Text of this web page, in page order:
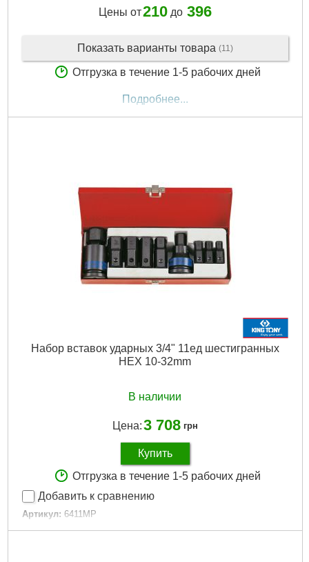
Цены от210до 396
Показать варианты товара (11)
Отгрузка в течение 1-5 рабочих дней
Подробнее...
Набор вставок ударных 3/4" 11ед шестигранных
HEX 10-32mm
В наличии
Цена:3 708 грн
Купить
Отгрузка в течение 1-5 рабочих дней
Добавить к сравнению
Артикул: 6411MP
Код товара: 15.48.20